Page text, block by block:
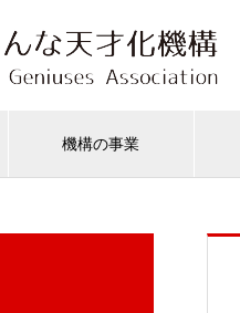
機構の事業